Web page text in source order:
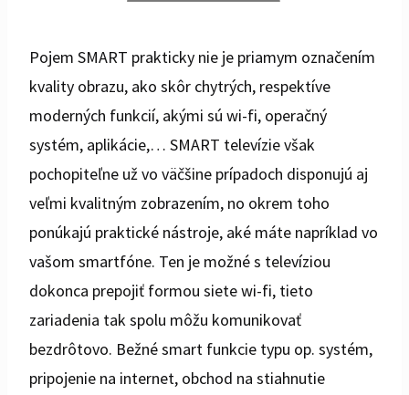
Pojem SMART prakticky nie je priamym označením
kvality obrazu, ako skôr chytrých, respektíve
moderných funkcií, akými sú wi-fi, operačný
systém, aplikácie,… SMART televízie však
pochopiteľne už vo väčšine prípadoch disponujú aj
veľmi kvalitným zobrazením, no okrem toho
ponúkajú praktické nástroje, aké máte napríklad vo
vašom smartfóne. Ten je možné s televíziou
dokonca prepojiť formou siete wi-fi, tieto
zariadenia tak spolu môžu komunikovať
bezdrôtovo. Bežné smart funkcie typu op. systém,
pripojenie na internet, obchod na stiahnutie